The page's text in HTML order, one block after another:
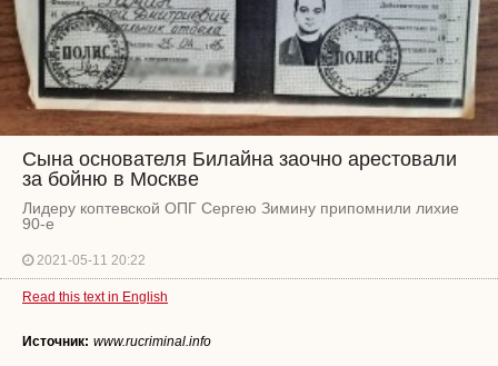
Сына основателя Билайна заочно арестовали
за бойню в Москве
Лидеру коптевской ОПГ Сергею Зимину припомнили лихие
90-е
2021-05-11 20:22
Read this text in English
Источник: www.rucriminal.info